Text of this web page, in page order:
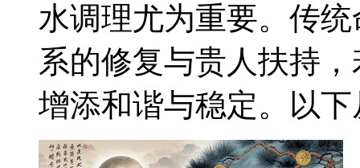
水调理尤为重要。传
系的修复与贵人扶持
增添和谐与稳定。以